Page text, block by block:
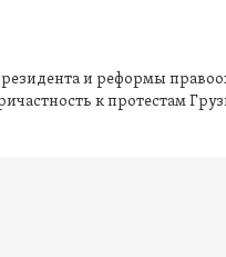
и реформы
намекает на причастность к протестам